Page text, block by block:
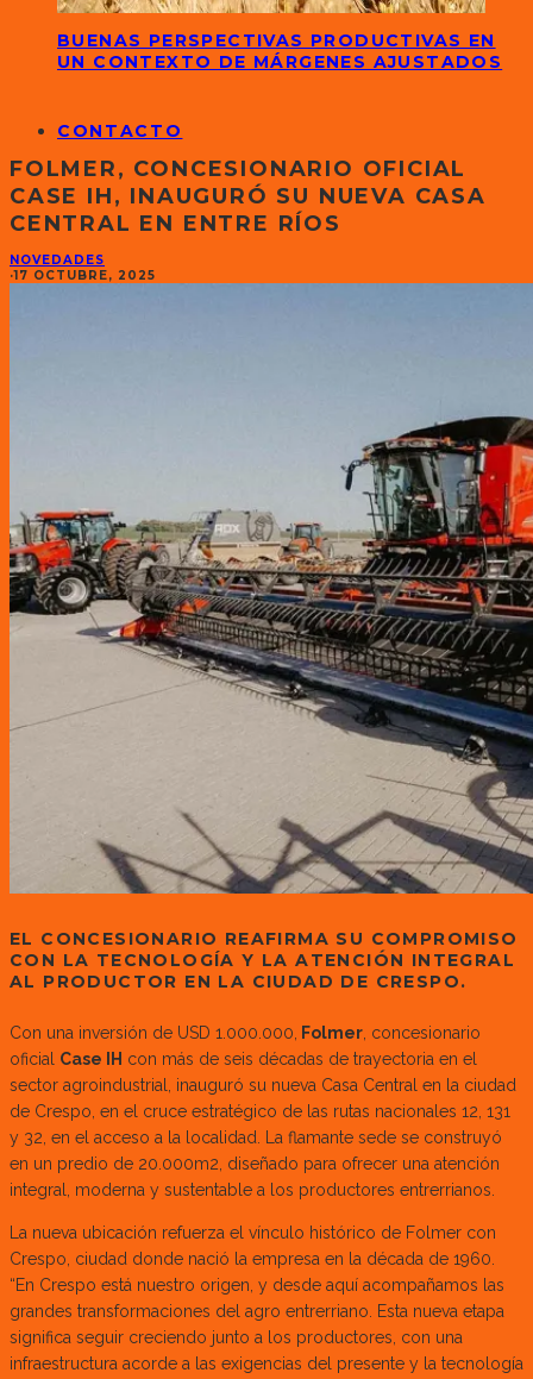
BUENAS PERSPECTIVAS PRODUCTIVAS EN
UN CONTEXTO DE MÁRGENES AJUSTADOS
CONTACTO
FOLMER, CONCESIONARIO OFICIAL
CASE IH, INAUGURÓ SU NUEVA CASA
CENTRAL EN ENTRE RÍOS
NOVEDADES
·17 OCTUBRE, 2025
EL CONCESIONARIO REAFIRMA SU COMPROMISO
CON LA TECNOLOGÍA Y LA ATENCIÓN INTEGRAL
AL PRODUCTOR EN LA CIUDAD DE CRESPO.
Con una inversión de USD 1.000.000, Folmer, concesionario
oficial Case IH con más de seis décadas de trayectoria en el
sector agroindustrial, inauguró su nueva Casa Central en la ciudad
de Crespo, en el cruce estratégico de las rutas nacionales 12, 131
y 32, en el acceso a la localidad. La flamante sede se construyó
en un predio de 20.000m2, diseñado para ofrecer una atención
integral, moderna y sustentable a los productores entrerrianos.
La nueva ubicación refuerza el vínculo histórico de Folmer con
Crespo, ciudad donde nació la empresa en la década de 1960.
“En Crespo está nuestro origen, y desde aquí acompañamos las
grandes transformaciones del agro entrerriano. Esta nueva etapa
significa seguir creciendo junto a los productores, con una
infraestructura acorde a las exigencias del presente y la tecnología